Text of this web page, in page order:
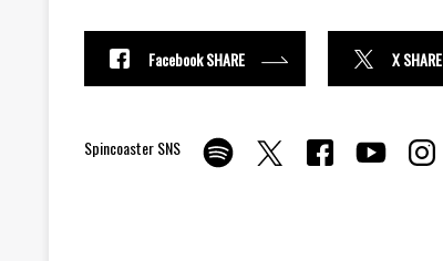
Facebook SHARE X SHARE
Spincoaster SNS